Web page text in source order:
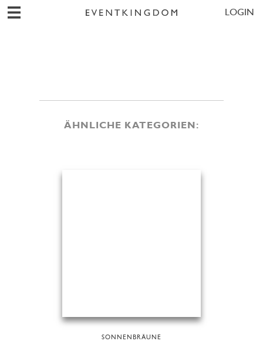
LOGIN
ÄHNLICHE KATEGORIEN:
SONNENBRÄUNE